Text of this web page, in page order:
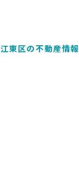
江東区の不動産情報